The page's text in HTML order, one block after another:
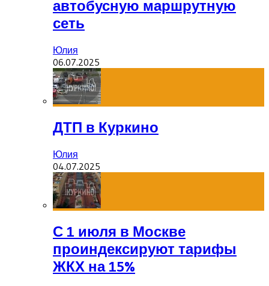
автобусную маршрутную
сеть
Юлия
06.07.2025
ДТП в Куркино
Юлия
04.07.2025
С 1 июля в Москве
проиндексируют тарифы
ЖКХ на 15%